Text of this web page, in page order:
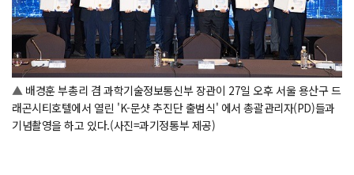
▲ 배경훈 부총리 겸 과학기술정보통신부 장관이 27일 오후 서울 용산구 드
래곤시티호텔에서 열린 'K-문샷 추진단 출범식' 에서 총괄관리자(PD)들과
기념촬영을 하고 있다.(사진=과기정통부 제공)